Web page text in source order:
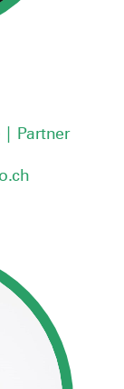
| Partner